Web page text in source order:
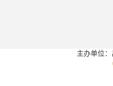
主办单位